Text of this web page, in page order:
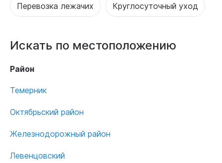
Перевозка лежачих Круглосуточный уход
Искать по местоположению
Район
Темерник
Октябрьский район
Железнодорожный район
Левенцовский